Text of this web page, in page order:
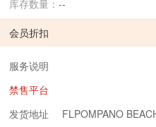
库存数量：--
会员折扣
服务说明
禁售平台
发货地址
FLPOMPANO